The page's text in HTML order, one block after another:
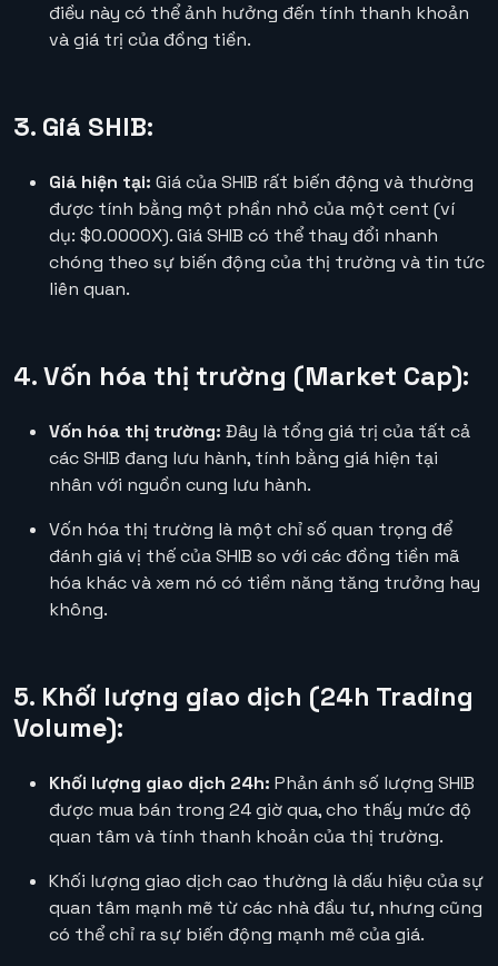
điều này có thể ảnh hưởng đến tính thanh khoản
và giá trị của đồng tiền.
3. Giá SHIB:
Giá hiện tại: Giá của SHIB rất biến động và thường
được tính bằng một phần nhỏ của một cent (ví
dụ: $0.0000X). Giá SHIB có thể thay đổi nhanh
chóng theo sự biến động của thị trường và tin tức
liên quan.
4. Vốn hóa thị trường (Market Cap):
Vốn hóa thị trường: Đây là tổng giá trị của tất cả
các SHIB đang lưu hành, tính bằng giá hiện tại
nhân với nguồn cung lưu hành.
Vốn hóa thị trường là một chỉ số quan trọng để
đánh giá vị thế của SHIB so với các đồng tiền mã
hóa khác và xem nó có tiềm năng tăng trưởng hay
không.
5. Khối lượng giao dịch (24h Trading
Volume):
Khối lượng giao dịch 24h: Phản ánh số lượng SHIB
được mua bán trong 24 giờ qua, cho thấy mức độ
quan tâm và tính thanh khoản của thị trường.
Khối lượng giao dịch cao thường là dấu hiệu của sự
quan tâm mạnh mẽ từ các nhà đầu tư, nhưng cũng
có thể chỉ ra sự biến động mạnh mẽ của giá.